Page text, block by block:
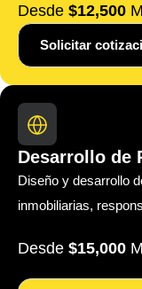
Desde $12,500
Solicitar
Desarrollo de
Diseño y desarrollo
inmobiliarias,
Desde $15,000